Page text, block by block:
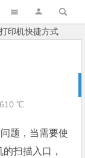
印机快捷方式
℃
题，当需要使
扫描入口，